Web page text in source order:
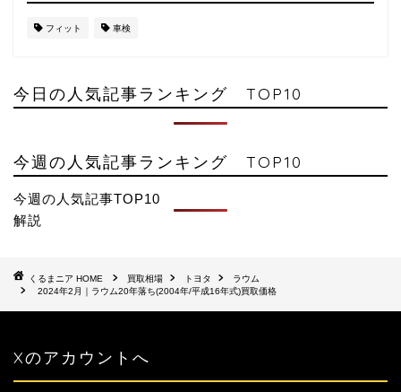
フィット 車検
今日の人気記事ランキング TOP10
今週の人気記事ランキング TOP10
今週の人気記事TOP10
解説
HOME 買取相場 トヨタ
ラウム
2024年2月｜ラウム20年落ち(2004年/平成16年式)買取価格
Xのアカウントへ